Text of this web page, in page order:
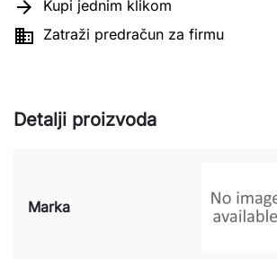
 Kupi jednim klikom
 Zatraži predračun za firmu
Detalji proizvoda
Marka